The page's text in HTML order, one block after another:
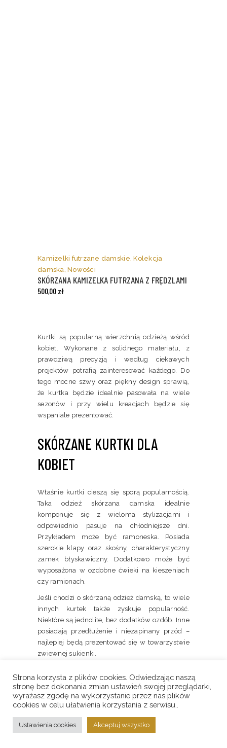
wiele
wariantów.
Opcje
stronie
produktu
Kamizelki futrzane damskie,Kolekcja
damska,Nowości
SKÓRZANA KAMIZELKA FUTRZANA Z FRĘDZLAMI
500,00 zł
Kurtki są popularną wierzchnią odzieżą wśród
kobiet. Wykonane z solidnego materiału, z
prawdziwą precyzją i według ciekawych
projektów potrafią zainteresować każdego. Do
tego mocne szwy oraz piękny design sprawią,
że kurtka będzie idealnie pasowała na wiele
sezonów i przy wielu kreacjach będzie się
wspaniale prezentować.
SKÓRZANE KURTKI DLA
KOBIET
Właśnie kurtki cieszą się sporą popularnością.
Taka odzież skórzana damska idealnie
komponuje się z wieloma stylizacjami i
odpowiednio pasuje na chłodniejsze dni.
Przykładem może być ramoneska. Posiada
szerokie klapy oraz skośny, charakterystyczny
zamek błyskawiczny. Dodatkowo może być
wyposażona w ozdobne ćwieki na kieszeniach
czy ramionach.
Jeśli chodzi o skórzaną odzież damską, to wiele
innych kurtek także zyskuje popularność.
Niektóre są jednolite, bez dodatków ozdób. Inne
posiadają przedłużenie i niezapinany przód –
najlepiej będą prezentować się w towarzystwie
zwiewnej sukienki.
Z CZYM NOSIĆ SKÓRZANE
KURTKI DAMSKIE?
Odzież damska skórzana idealnie pasuje na
Strona korzysta z plików cookies. Odwiedzając naszą
stronę bez dokonania zmian ustawień swojej przeglądarki,
wyrażasz zgodę na wykorzystanie przez nas plików
cookies w celu ułatwienia korzystania z serwisu..
Ustawienia cookies Akceptuj wszystko